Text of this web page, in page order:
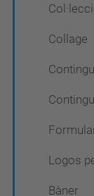
Collage
Logos
Bàner